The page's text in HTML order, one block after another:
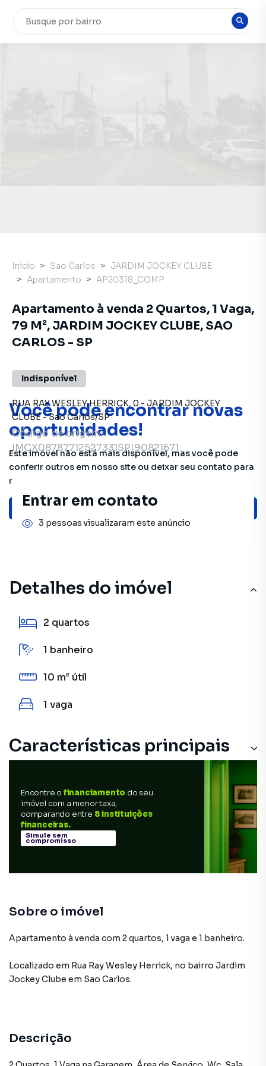
Você pode encontrar novas
oportunidades!
Este imóvel não está mais disponível, mas você pode
conferir outros em nosso site ou deixar seu contato para
receber mais informações.
Ver sugestões
Detalhes do imóvel
2 quartos
1 banheiro
10 m² útil
1 vaga
Características principais
Encontre o financiamento do seu
imóvel com a menor taxa,
comparando entre 8 instituições
financeiras.
Simule sem
compromisso
Sobre o imóvel
Apartamento à venda com 2 quartos, 1 vaga e 1 banheiro.
Localizado em Rua Ray Wesley Herrick, no bairro Jardim
Jockey Clube em Sao Carlos.
Descrição
Início Sao Carlos
JARDIM JOCKEY CLUBE
Apartamento
AP20318_COMP
Apartamento à venda 2 Quartos, 1 Vaga,
79 M², JARDIM JOCKEY CLUBE, SAO
CARLOS - SP
Indisponível
RUA RAY WESLEY HERRICK, 0 - JARDIM JOCKEY
CLUBE-Sao Carlos/SP
Código de origem:
IMCX08787712527331SP|90821671
Entrar em contato
3 pessoas visualizaram este anúncio